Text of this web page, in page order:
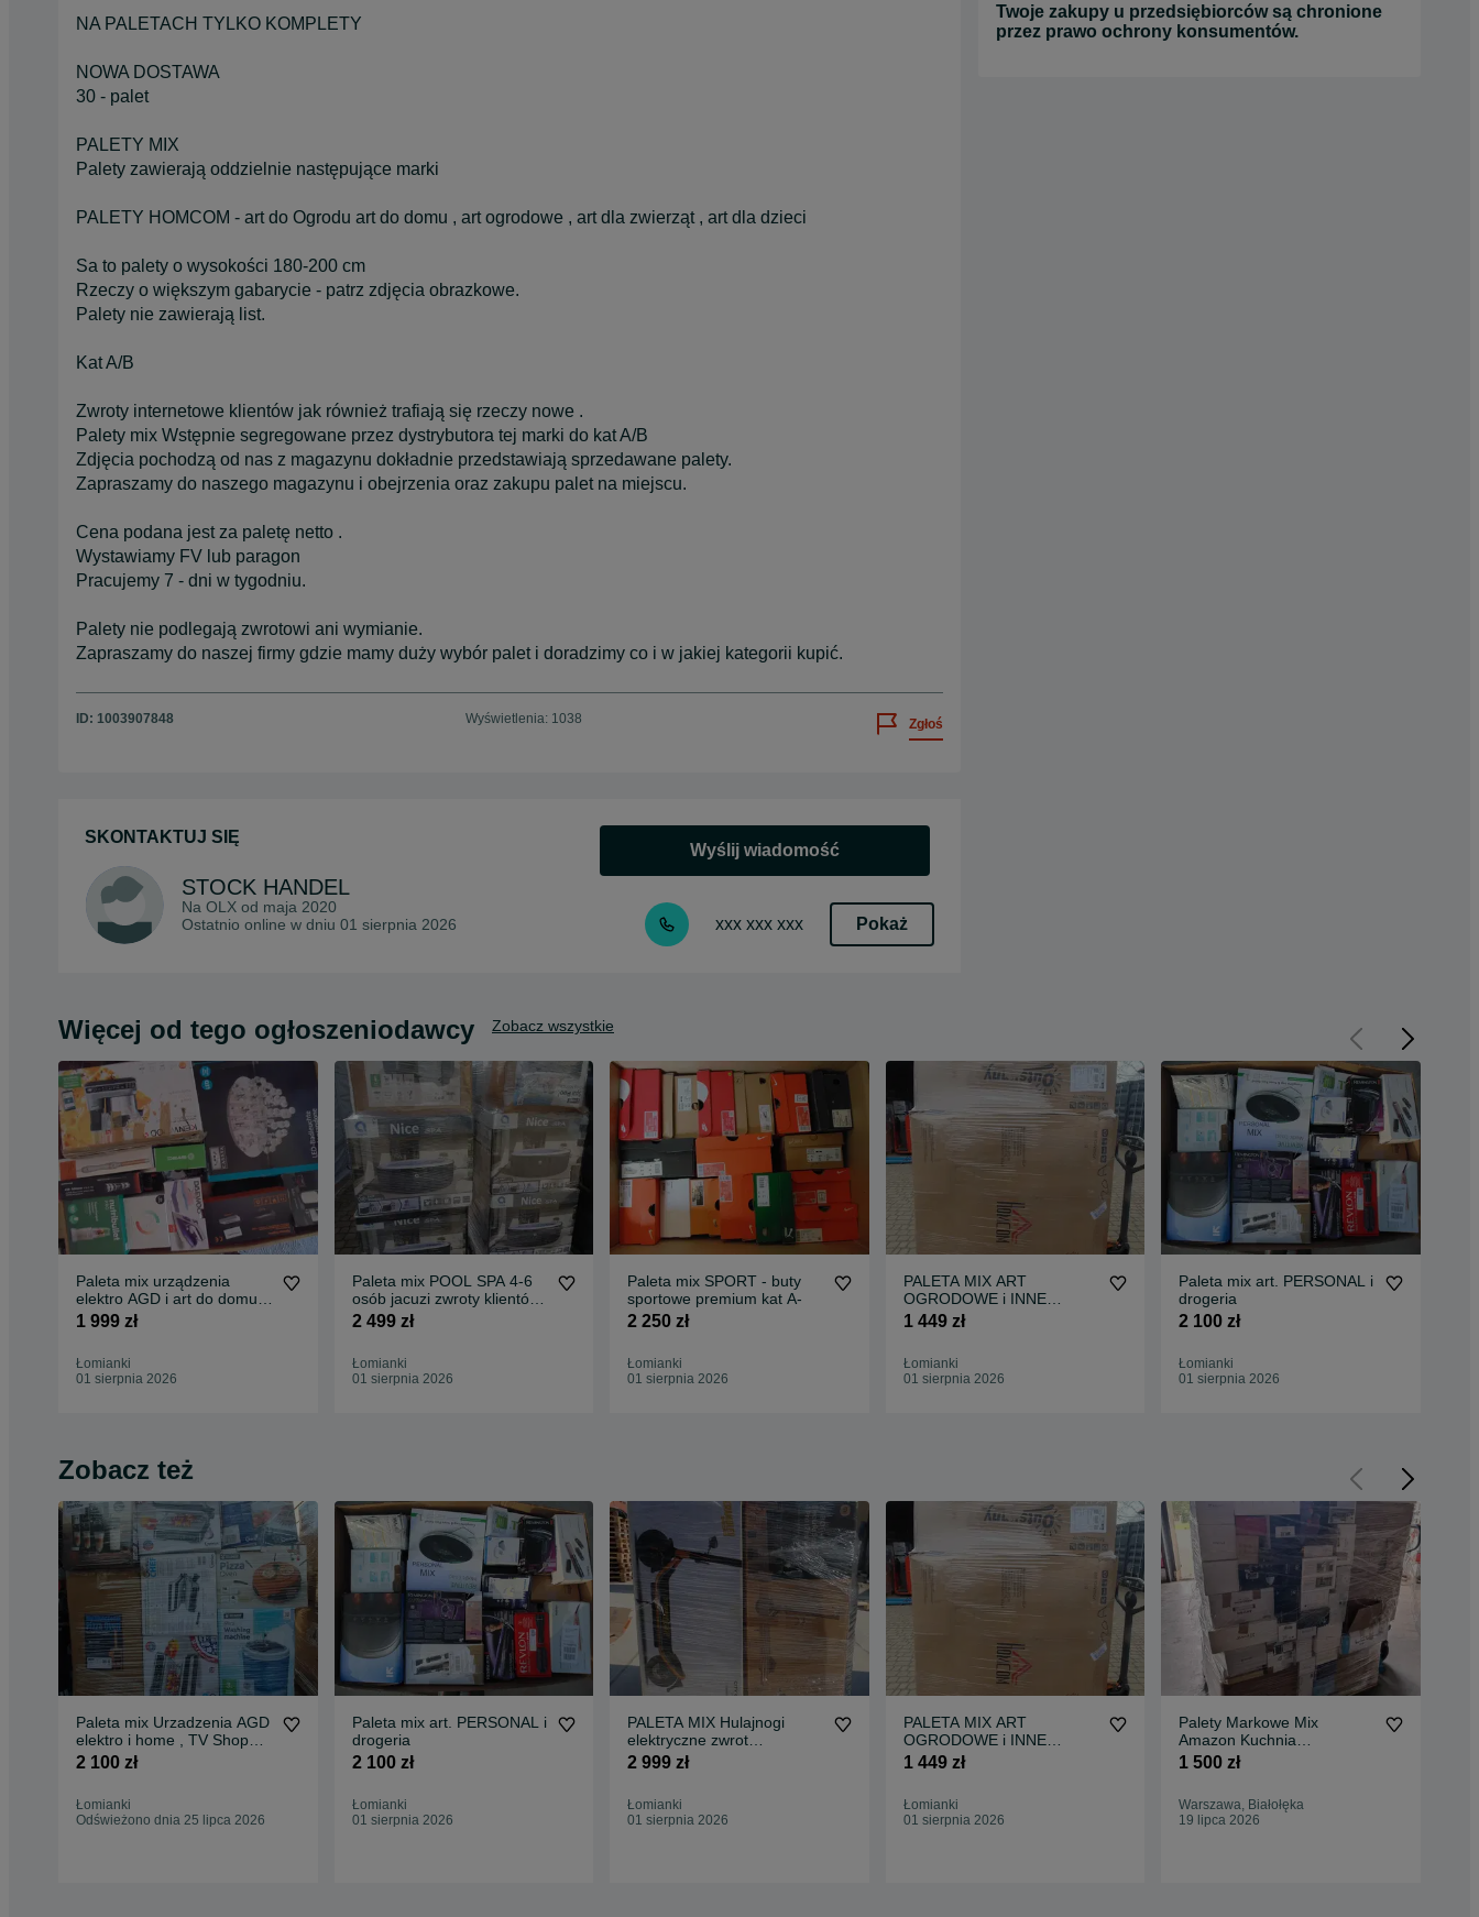
NA PALETACH TYLKO KOMPLETY
NOWA DOSTAWA
30 - palet
PALETY MIX
Palety zawierają oddzielnie następujące marki
PALETY HOMCOM - art do Ogrodu art do domu , art ogrodowe , art dla zwierząt , art dla dzieci
Sa to palety o wysokości 180-200 cm
Rzeczy o większym gabarycie - patrz zdjęcia obrazkowe.
Palety nie zawierają list.
Kat A/B
Zwroty internetowe klientów jak również trafiają się rzeczy nowe .
Palety mix Wstępnie segregowane przez dystrybutora tej marki do kat A/B
Zdjęcia pochodzą od nas z magazynu dokładnie przedstawiają sprzedawane palety.
Zapraszamy do naszego magazynu i obejrzenia oraz zakupu palet na miejscu.
Cena podana jest za paletę netto .
Wystawiamy FV lub paragon
Pracujemy 7 - dni w tygodniu.
Palety nie podlegają zwrotowi ani wymianie.
Zapraszamy do naszej firmy gdzie mamy duży wybór palet i doradzimy co i w jakiej kategorii kupić.
ID: 1003907848 Wyświetlenia: 1038 Zgłoś
SKONTAKTUJ SIĘ
STOCK HANDEL
Na OLX od maja 2020
Ostatnio online w dniu 01 sierpnia 2026
Wyślij wiadomość
xxx xxx xxx Pokaż
Twoje zakupy u przedsiębiorców są chronione
przez prawo ochrony konsumentów.
Więcej od tego ogłoszeniodawcy Zobacz wszystkie
Paleta mix urządzenia
elektro AGD i art do domu
kat AB
1 999 zł
Łomianki
01 sierpnia 2026
Paleta mix POOL SPA 4-6
osób jacuzi zwroty klientów
RETOUR NL 6 szt
2 499 zł
Łomianki
01 sierpnia 2026
Paleta mix SPORT - buty
sportowe premium kat A-
2 250 zł
Łomianki
01 sierpnia 2026
PALETA MIX ART
OGRODOWE i INNE
Homcom Outsunny etc. A/B
1 449 zł
Łomianki
01 sierpnia 2026
Paleta mix art. PERSONAL i
drogeria
2 100 zł
Łomianki
01 sierpnia 2026
Zobacz też
Paleta mix Urzadzenia AGD
elektro i home , TV Shop
kat .ABC
2 100 zł
Łomianki
Odświeżono dnia 25 lipca 2026
Paleta mix art. PERSONAL i
drogeria
2 100 zł
Łomianki
01 sierpnia 2026
PALETA MIX Hulajnogi
elektryczne zwrot
internetowy z defektem
2 999 zł
Łomianki
01 sierpnia 2026
PALETA MIX ART
OGRODOWE i INNE
Homcom Outsunny etc. A/B
1 449 zł
Łomianki
01 sierpnia 2026
Palety Markowe Mix
Amazon Kuchnia
Elektronika Dom Ogród
1 500 zł
Warszawa, Białołęka
19 lipca 2026